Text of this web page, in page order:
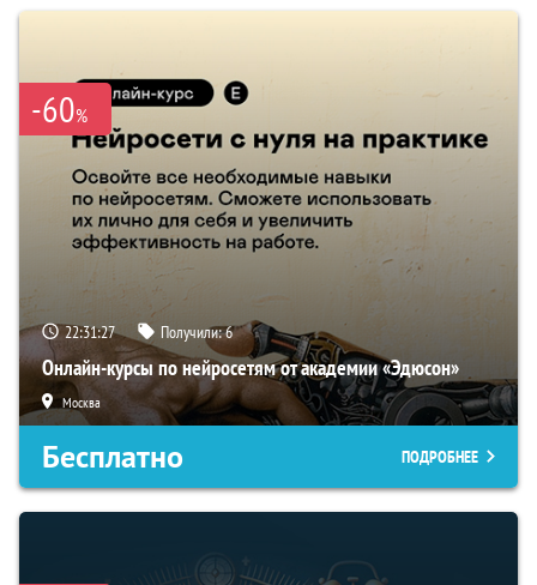
-60%
22:31:26 Получили:6
Онлайн-курсы по нейросетям от академии «Эдюсон»
Москва
Бесплатно ПОДРОБНЕЕ